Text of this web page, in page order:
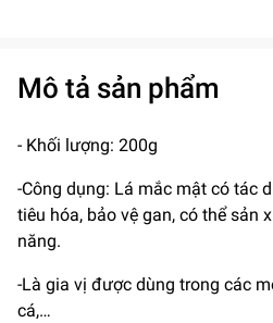
Mô tả sản phẩm
- Khối lượng: 200g
-Công dụng: Lá mắc mật có tác
tiêu hóa, bảo vệ gan, có thể sản
năng.
-Là gia vị được dùng trong các
cá,…